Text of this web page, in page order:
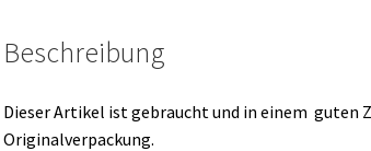
Beschreibung
Dieser Artikel ist gebraucht und in einem guten
Originalverpackung.